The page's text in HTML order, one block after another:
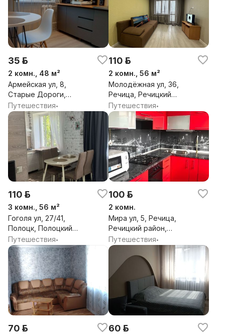
35 р.
2 комн., 48 м²
Армейская ул, 8,
Старые Дороги,
Стародорожский
район, Минская обл.
Путешествия•
110 р.
2 комн., 56 м²
Молодёжная ул, 36,
Речица, Речицкий
район, Гомельская обл.
Путешествия•
110 р.
3 комн., 56 м²
Гоголя ул, 27/41,
Полоцк, Полоцкий
район, Витебская обл.
Путешествия•
100 р.
2 комн.
Мира ул, 5, Речица,
Речицкий район,
Гомельская обл.
Путешествия•
70 р. 60 р.